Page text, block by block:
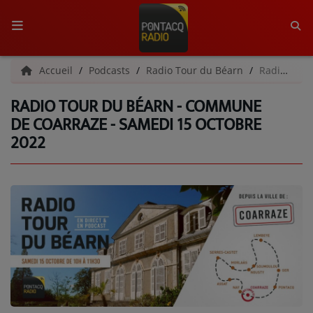
ACCUEIL
RADIO
QUI SOMMES-NOUS ?
L'ÉQUIPE
GRILLE DES PROGRAMMES
C'ÉTAIT QUOI CE TITRE ?
MÉDIAS
PODCASTS - SAISON 2026/2027
Accueil Podcasts Radio Tour du Béarn Radio Tour du Béarn - Commune de Coarraze - Samedi 15 octobre 2022
RADIO TOUR DU BÉARN - COMMUNE
DE COARRAZE - SAMEDI 15 OCTOBRE
2022